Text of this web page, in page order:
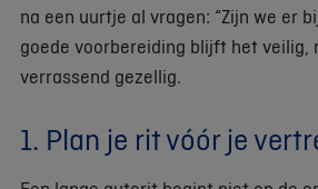
na een uurtje al vragen: “Zijn we er
goede voorbereiding blijft het veilig,
verrassend gezellig.
1. Plan je rit vóór je